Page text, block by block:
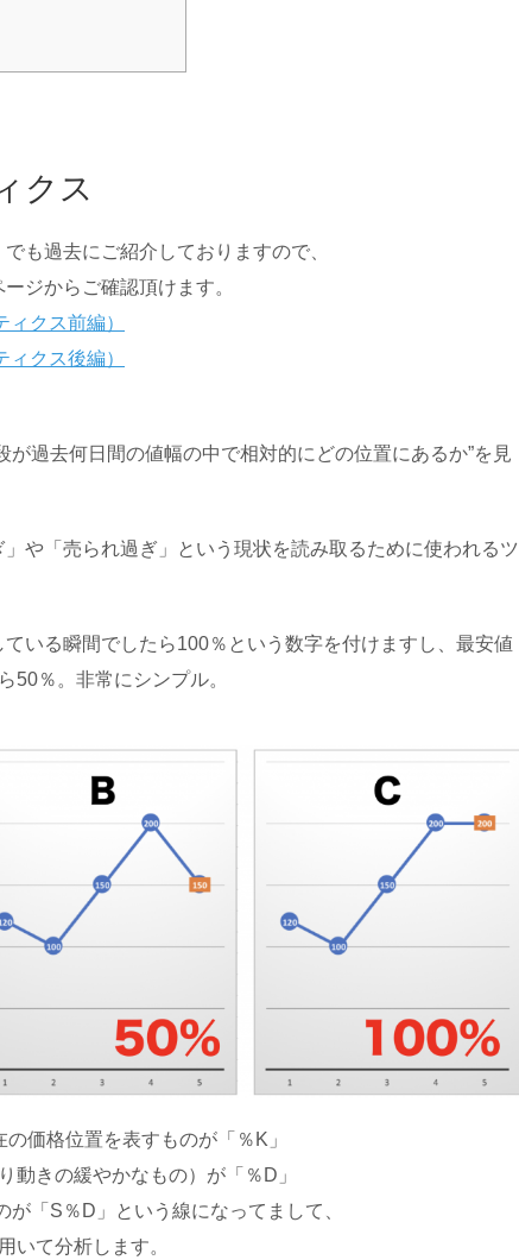
クス
も過去にご紹介しておりますので、
ジからご確認頂けます。
ィクス前編）
ィクス後編）
が過去何日間の値幅の中で相対的にどの位置にあるか”を見
や「売られ過ぎ」という現状を読み取るために使われるツ
いる瞬間でしたら100％という数字を付けますし、最安値
50％。非常にシンプル。
価格位置を表すものが「％K」
動きの緩やかなもの）が「％D」
「S％D」という線になってまして、
いて分析します。